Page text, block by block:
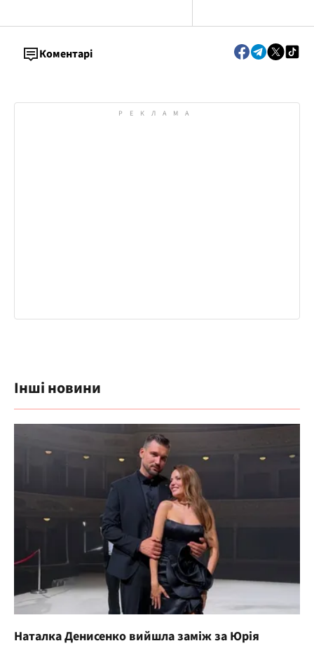
Коментарі
Інші новини
Наталка Денисенко вийшла заміж за Юрія